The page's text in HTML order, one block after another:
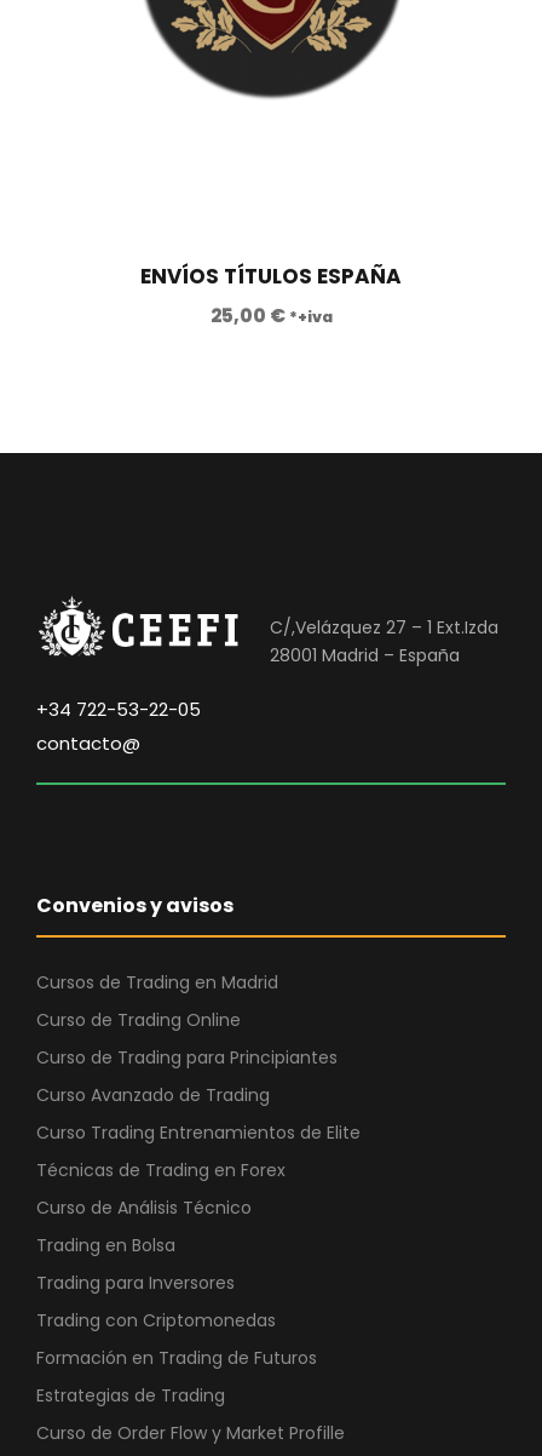
ENVÍOS TÍTULOS ESPAÑA
25,00 € *+iva
C/,Velázquez 27 – 1 Ext.Izda
28001 Madrid – España
+34 722-53-22-05
contacto@
Convenios y avisos
Cursos de Trading en Madrid
Curso de Trading Online
Curso de Trading para Principiantes
Curso Avanzado de Trading
Curso Trading Entrenamientos de Elite
Técnicas de Trading en Forex
Curso de Análisis Técnico
Trading en Bolsa
Trading para Inversores
Trading con Criptomonedas
Formación en Trading de Futuros
Estrategias de Trading
Curso de Order Flow y Market Profille